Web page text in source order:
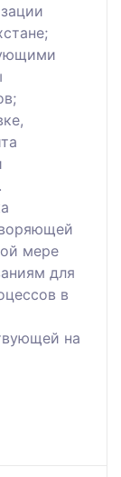
мере
для
в
на